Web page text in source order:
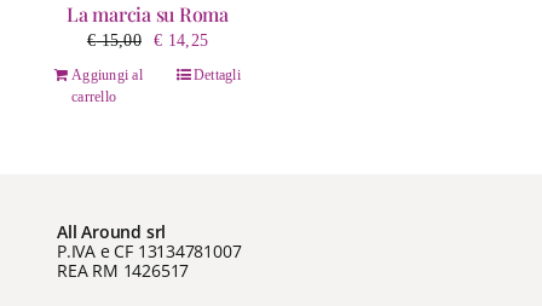
La marcia su Roma
€15,00
Il
prezzo
€ 14,25Il
prezzo
Aggiungi al
carrello
Dettagli
All Around srl
P.IVA e CF 13134781007
REA RM 1426517